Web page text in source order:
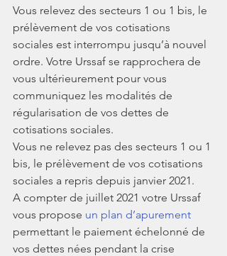
Vous relevez des secteurs 1 ou 1 bis, le
prélèvement de vos cotisations
sociales est interrompu jusqu’à nouvel
ordre. Votre Urssaf se rapprochera de
vous ultérieurement pour vous
communiquez les modalités de
régularisation de vos dettes de
cotisations sociales.
Vous ne relevez pas des secteurs 1 ou 1
bis, le prélèvement de vos cotisations
sociales a repris depuis janvier 2021.
A compter de juillet 2021 votre Urssaf
vous propose un plan d’apurement
permettant le paiement échelonné de
vos dettes nées pendant la crise